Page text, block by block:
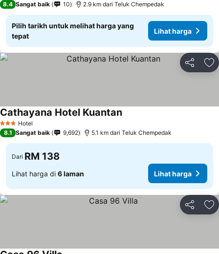
8.4 Sangat baik 10 2.9 km dari Teluk Chempedak
Pilih tarikh untuk melihat harga yang
tepat
Lihat harga
Kongsi
3 BintangHotel
Cathayana Hotel KuantanLihat harga
8.1 Sangat baik 9,692 5.1 km dari Teluk Chempedak
Dari RM 138
Lihat harga di 6 laman Lihat harga
Kongsi